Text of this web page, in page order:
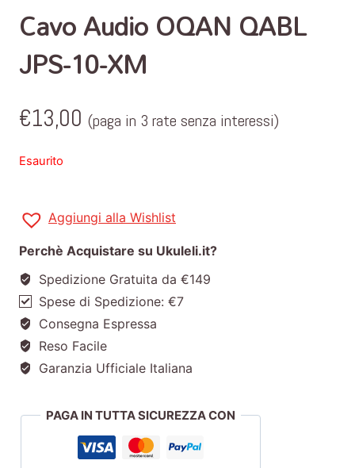
Cavo Audio OQAN QABL
JPS-10-XM
€13,00 (paga in 3 rate senza interessi)
Esaurito
Aggiungi alla Wishlist
Perchè Acquistare su Ukuleli.it?
Spedizione Gratuita da €149
Spese di Spedizione: €7
Consegna Espressa
Reso Facile
Garanzia Ufficiale Italiana
PAGA IN TUTTA SICUREZZA CON